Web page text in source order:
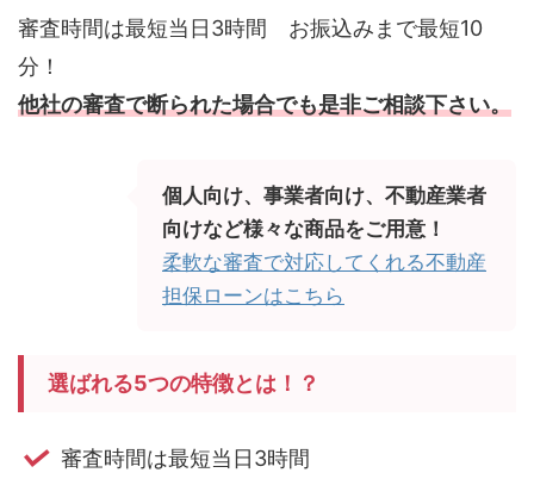
審査時間は最短当日3時間 お振込みまで最短10
分！
他社の審査で断られた場合でも是非ご相談下さい。
個人向け、事業者向け、不動産業者
向けなど様々な商品をご用意！
柔軟な審査で対応してくれる不動産
担保ローンはこちら
選ばれる5つの特徴とは！？
審査時間は最短当日3時間